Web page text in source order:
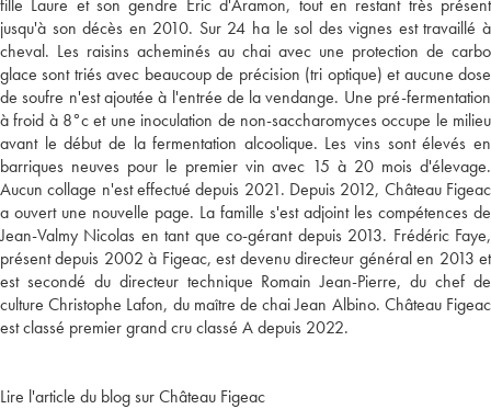
fille Laure et son gendre Eric d'Aramon, tout en restant très présent
jusqu'à son décès en 2010. Sur 24 ha le sol des vignes est travaillé à
cheval. Les raisins acheminés au chai avec une protection de carbo
glace sont triés avec beaucoup de précision (tri optique) et aucune dose
de soufre n'est ajoutée à l'entrée de la vendange. Une pré-fermentation
à froid à 8°c et une inoculation de non-saccharomyces occupe le milieu
avant le début de la fermentation alcoolique. Les vins sont élevés en
barriques neuves pour le premier vin avec 15 à 20 mois d'élevage.
Aucun collage n'est effectué depuis 2021. Depuis 2012, Château Figeac
a ouvert une nouvelle page. La famille s'est adjoint les compétences de
Jean-Valmy Nicolas en tant que co-gérant depuis 2013. Frédéric Faye,
présent depuis 2002 à Figeac, est devenu directeur général en 2013 et
est secondé du directeur technique Romain Jean-Pierre, du chef de
culture Christophe Lafon, du maître de chai Jean Albino. Château Figeac
est classé premier grand cru classé A depuis 2022.
Lire l'article du blog sur Château Figeac